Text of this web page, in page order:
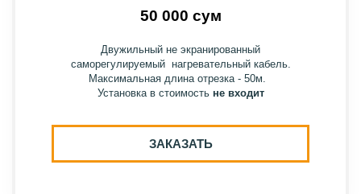
50 000 сум
Двужильный не экранированный
саморегулируемый нагревательный кабель.
Максимальная длина отрезка - 50м.
Установка в стоимость не входит
ЗАКАЗАТЬ